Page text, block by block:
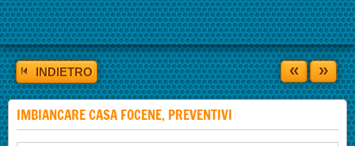
INDIETRO « »
IMBIANCARE CASA FOCENE, PREVENTIVI